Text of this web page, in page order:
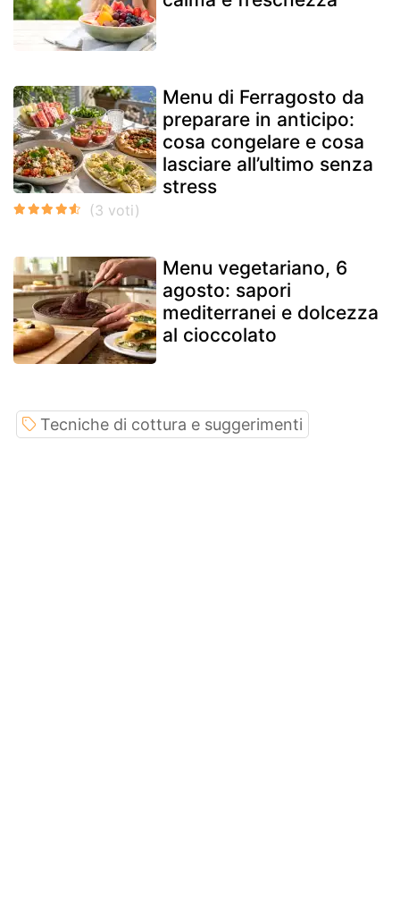
Menu di Ferragosto da
preparare in anticipo:
cosa congelare e cosa
lasciare all’ultimo senza
stress
Menu vegetariano, 6
agosto: sapori
mediterranei e dolcezza
al cioccolato
Tecniche di cottura e suggerimenti